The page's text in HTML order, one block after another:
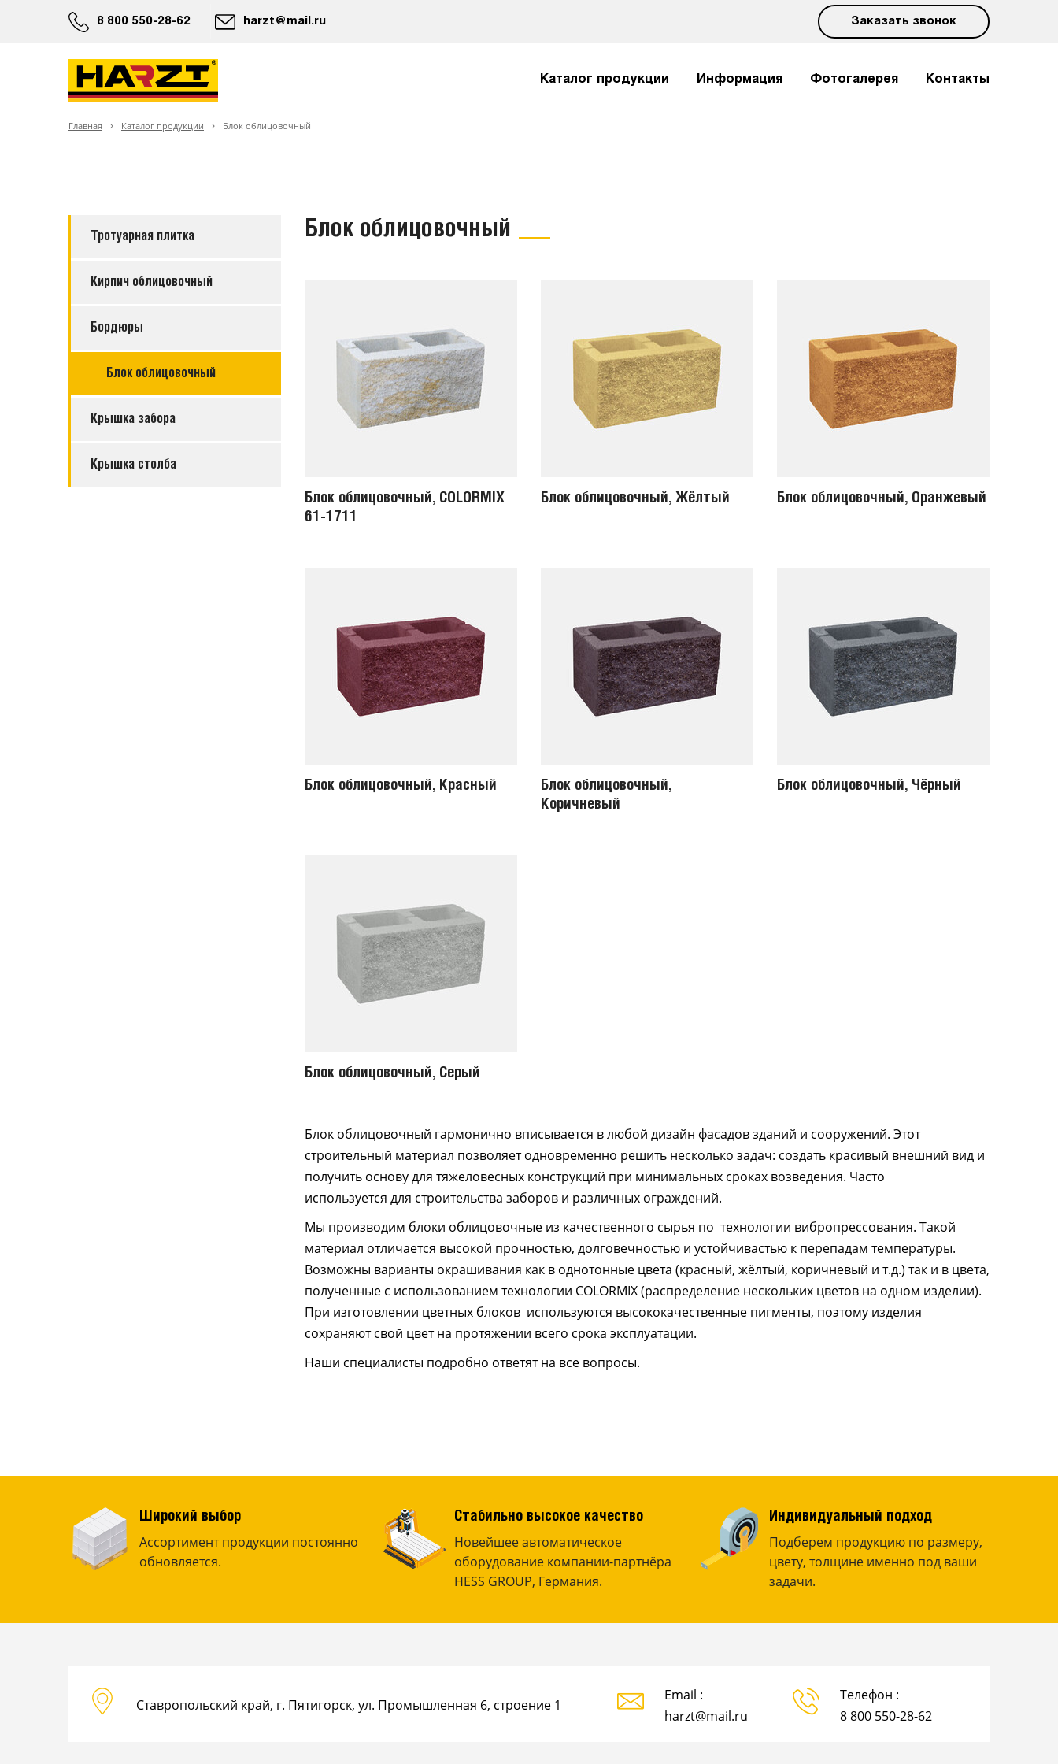
8 800 550-28-62 harzt@mail.ru Заказать звонок
Каталог продукции Информация Фотогалерея Контакты
Главная Каталог продукции Блок облицовочный
Тротуарная плитка
Кирпич облицовочный
Бордюры
Блок облицовочный
Крышка забора
Крышка столба
Блок облицовочный
Блок облицовочный, COLORMIX
61-1711
Блок облицовочный, Жёлтый Блок облицовочный, Оранжевый
Блок облицовочный, Красный
Блок облицовочный,
Коричневый
Блок облицовочный, Чёрный
Блок облицовочный, Серый
Блок облицовочный гармонично вписывается в любой дизайн фасадов зданий и сооружений. Этот
строительный материал позволяет одновременно решить несколько задач: создать красивый внешний вид и
получить основу для тяжеловесных конструкций при минимальных сроках возведения. Часто
используется для строительства заборов и различных ограждений.
Мы производим блоки облицовочные из качественного сырья по технологии вибропрессования. Такой
материал отличается высокой прочностью, долговечностью и устойчивастью к перепадам температуры.
Возможны варианты окрашивания как в однотонные цвета (красный, жёлтый, коричневый и т.д.) так и в цвета,
полученные с использованием технологии COLORMIX (распределение нескольких цветов на одном изделии).
При изготовлении цветных блоков используются высококачественные пигменты, поэтому изделия
сохраняют свой цвет на протяжении всего срока эксплуатации.
Наши специалисты подробно ответят на все вопросы.
Широкий выбор
Ассортимент продукции постоянно
обновляется.
Стабильно высокое качество
Новейшее автоматическое
оборудование компании-партнёра
HESS GROUP, Германия.
Индивидуальный подход
Подберем продукцию по размеру,
цвету, толщине именно под ваши
задачи.
Ставропольский край, г. Пятигорск, ул. Промышленная 6, строение 1
Email :
harzt@mail.ru
Телефон :
8 800 550-28-62